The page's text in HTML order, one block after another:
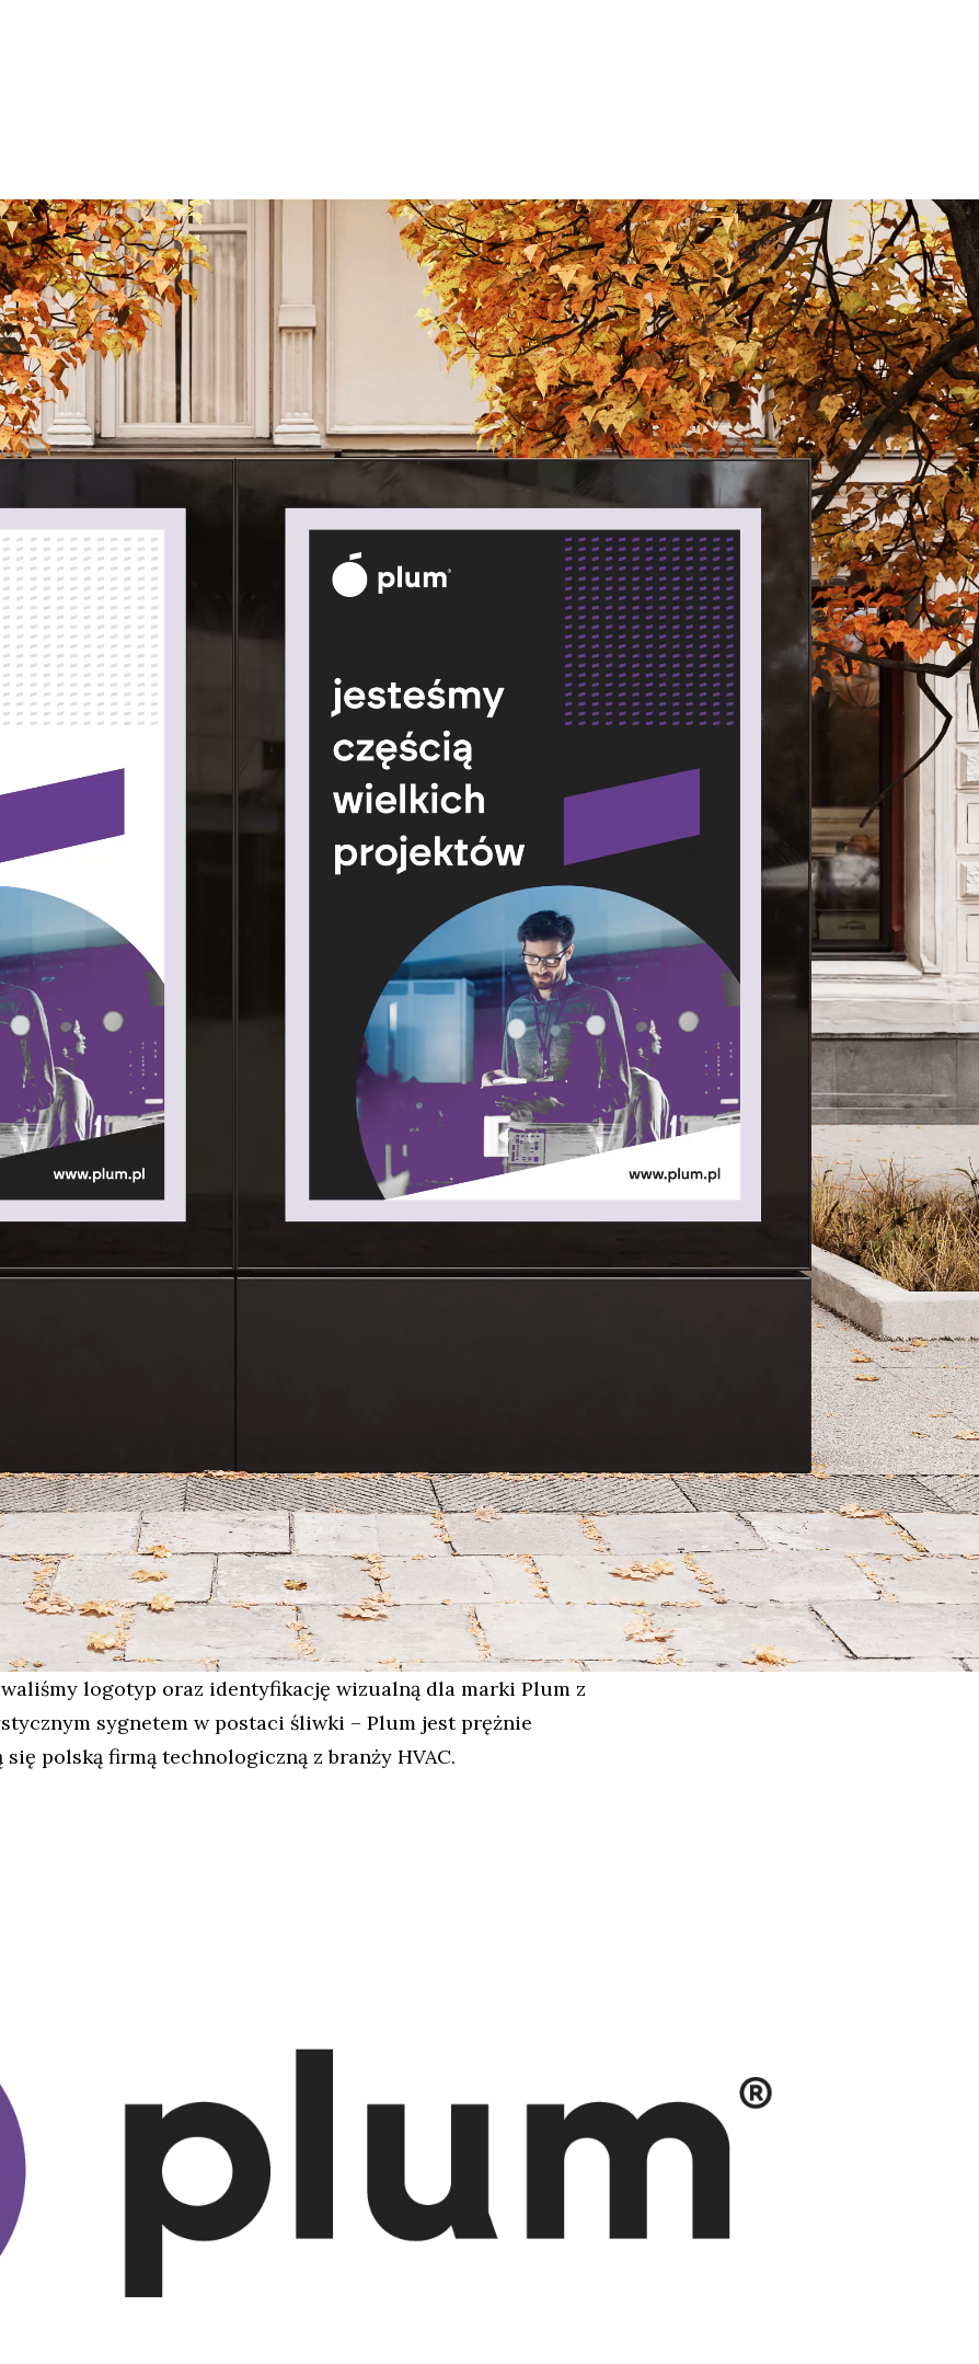
logotyp oraz identyfikację wizualną dla marki Plum z
sygnetem w postaci śliwki – Plum jest prężnie
się polską firmą technologiczną z branży HVAC.